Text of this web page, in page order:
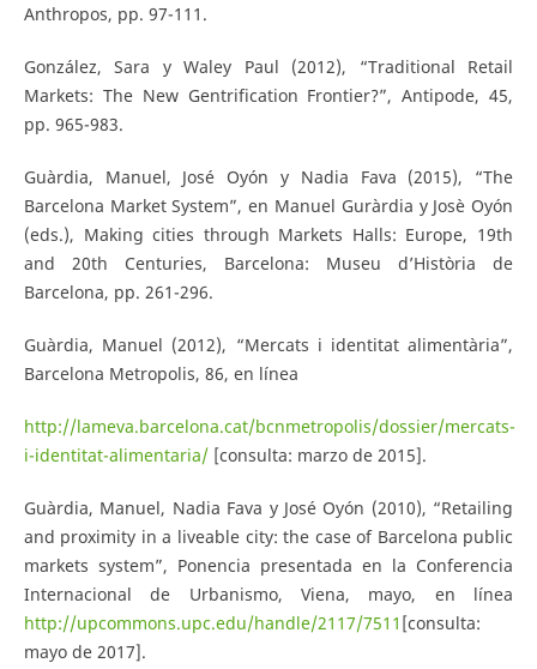
Anthropos, pp. 97-111.
González, Sara y Waley Paul (2012), “Traditional Retail
Markets: The New Gentrification Frontier?”, Antipode, 45,
pp. 965-983.
Guàrdia, Manuel, José Oyón y Nadia Fava (2015), “The
Barcelona Market System”, en Manuel Guràrdia y Josè Oyón
(eds.), Making cities through Markets Halls: Europe, 19th
and 20th Centuries, Barcelona: Museu d’Història de
Barcelona, pp. 261-296.
Guàrdia, Manuel (2012), “Mercats i identitat alimentària”,
Barcelona Metropolis, 86, en línea
http://lameva.barcelona.cat/bcnmetropolis/dossier/mercats-
i-identitat-alimentaria/[consulta: marzo de 2015].
Guàrdia, Manuel, Nadia Fava y José Oyón (2010), “Retailing
and proximity in a liveable city: the case of Barcelona public
markets system”, Ponencia presentada en la Conferencia
Internacional de Urbanismo, Viena, mayo, en línea
http://upcommons.upc.edu/handle/2117/7511 [consulta:
mayo de 2017].